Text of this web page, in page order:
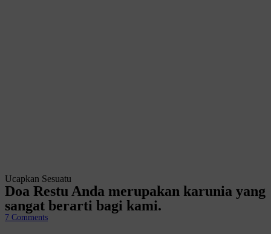
Ucapkan Sesuatu
Doa Restu Anda merupakan karunia yang
sangat berarti bagi kami.
7 Comments